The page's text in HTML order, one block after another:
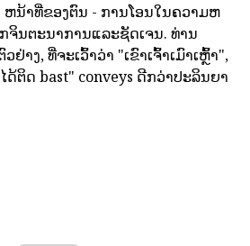
ນ້າທີ່ຂອງຕົນ - ການໂອນໃນຄວາມຫ
ນຕະນາການແລະຊັດເຈນ. ທ່ານ
າງ, ທີ່ຈະເວົ້າວ່າ "ເຂົາເຈົ້າເມົາເຫຼົ້າ",
ຕິດ bast" conveys ດີກວ່າປະລິນຍາ